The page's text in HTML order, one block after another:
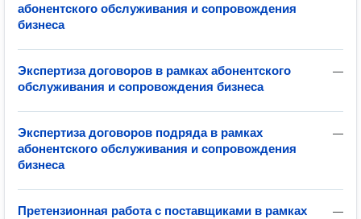
абонентского обслуживания и сопровождения
бизнеса
—
Экспертиза договоров в рамках абонентского
обслуживания и сопровождения бизнеса
—
Экспертиза договоров подряда в рамках
абонентского обслуживания и сопровождения
бизнеса
—
Претензионная работа с поставщиками в рамках